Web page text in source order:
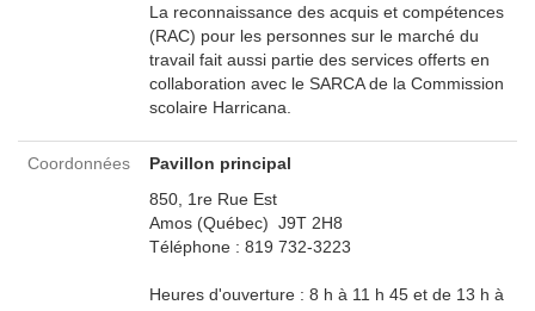
La reconnaissance des acquis et compétences
(RAC) pour les personnes sur le marché du
travail fait aussi partie des services offerts en
collaboration avec le SARCA de la Commission
scolaire Harricana.
Coordonnées
Pavillon principal
850, 1re Rue Est
Amos (Québec) J9T 2H8
Téléphone : 819 732-3223
Heures d'ouverture : 8 h à 11 h 45 et de 13 h à